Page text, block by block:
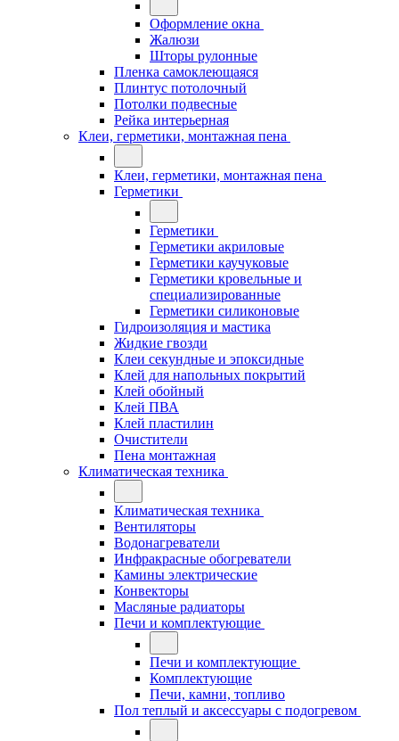
Оформление окна
Жалюзи
Шторы рулонные
Пленка самоклеющаяся
Плинтус потолочный
Потолки подвесные
Рейка интерьерная
Клеи, герметики, монтажная пена
Клеи, герметики, монтажная пена
Герметики
Герметики
Герметики акриловые
Герметики каучуковые
Герметики кровельные и
специализированные
Герметики силиконовые
Гидроизоляция и мастика
Жидкие гвозди
Клеи секундные и эпоксидные
Клей для напольных покрытий
Клей обойный
Клей ПВА
Клей пластилин
Очистители
Пена монтажная
Климатическая техника
Климатическая техника
Вентиляторы
Водонагреватели
Инфракрасные обогреватели
Камины электрические
Конвекторы
Масляные радиаторы
Печи и комплектующие
Печи и комплектующие
Комплектующие
Печи, камни, топливо
Пол теплый и аксессуары с подогревом